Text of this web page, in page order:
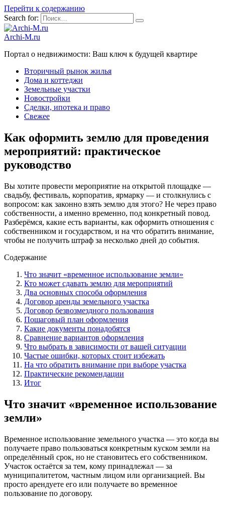
Перейти к содержанию
Search for:
Archi-M.ru
Портал о недвижимости: Ваш ключ к будущей квартире
Вторичный рынок жилья
Дома и коттеджи
Земельные участки
Новостройки
Сделки, ипотека и право
Свежее
Как оформить землю для проведения
мероприятий: практическое
руководство
Вы хотите провести мероприятие на открытой площадке —
свадьбу, фестиваль, корпоратив, ярмарку — и столкнулись с
вопросом: как законно взять землю для этого? Не через право
собственности, а именно временно, под конкретный повод.
Разберёмся, какие есть варианты, как оформить отношения с
собственником и государством, и на что обратить внимание,
чтобы не получить штраф за несколько дней до события.
Содержание
Что значит «временное использование земли»
Кто может сдавать землю для мероприятий
Два основных способа оформления
Договор аренды земельного участка
Договор безвозмездного пользования
Пошаговый план оформления
Какие документы понадобятся
Сравнение вариантов оформления
Что выбрать в зависимости от вашей ситуации
Частые ошибки, которых стоит избежать
На что обратить внимание при выборе участка
Практические рекомендации
Итог
Что значит «временное использование
земли»
Временное использование земельного участка — это когда вы
получаете право пользоваться конкретным куском земли на
определённый срок, но не становитесь его собственником.
Участок остаётся за тем, кому принадлежал — за
муниципалитетом, частным лицом или организацией. Вы
просто арендуете его или получаете во временное
пользование по договору.